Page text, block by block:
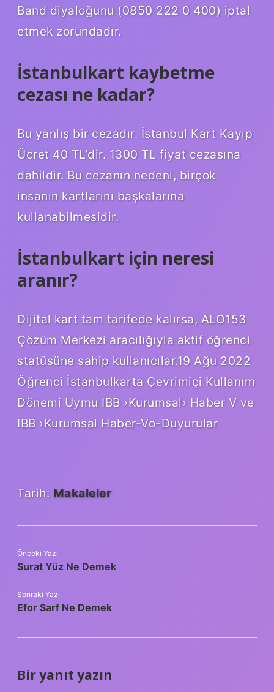
Band diyaloğunu (0850 222 0 400) iptal
etmek zorundadır.
İstanbulkart kaybetme
cezası ne kadar?
Bu yanlış bir cezadır. İstanbul Kart Kayıp
Ücret 40 TL’dir. 1300 TL fiyat cezasına
dahildir. Bu cezanın nedeni, birçok
insanın kartlarını başkalarına
kullanabilmesidir.
İstanbulkart için neresi
aranır?
Dijital kart tam tarifede kalırsa, ALO153
Çözüm Merkezi aracılığıyla aktif öğrenci
statüsüne sahip kullanıcılar.19 Ağu 2022
Öğrenci İstanbulkarta Çevrimiçi Kullanım
Dönemi Uymu IBB ›Kurumsal› Haber V ve
IBB ›Kurumsal Haber-Vo-Duyurular
Tarih: Makaleler
Önceki Yazı
Surat Yüz Ne Demek
Sonraki Yazı
Efor Sarf Ne Demek
Bir yanıt yazın